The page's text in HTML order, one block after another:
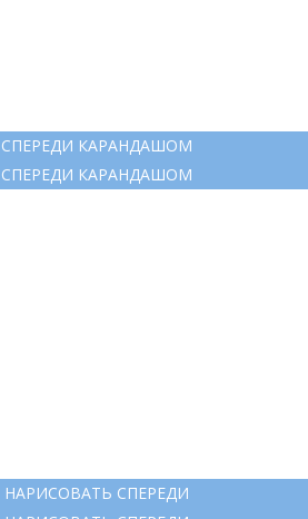
СПЕРЕДИ КАРАНДАШОМ
СПЕРЕДИ КАРАНДАШОМ
НАРИСОВАТЬ СПЕРЕДИ